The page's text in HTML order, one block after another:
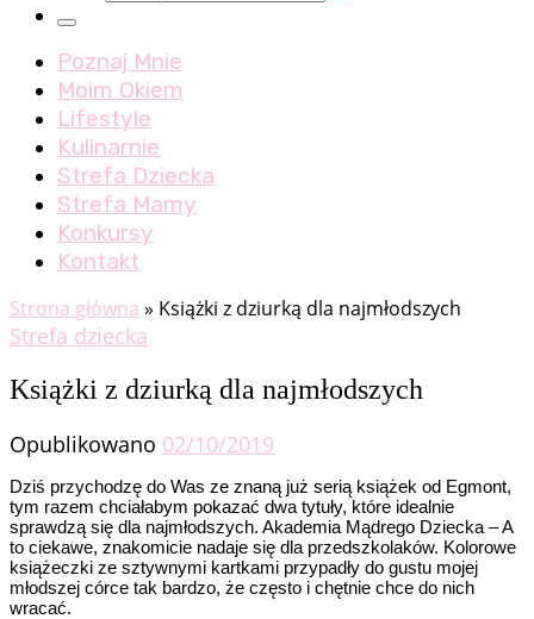
Menu
Poznaj Mnie
Moim Okiem
Lifestyle
Kulinarnie
Strefa Dziecka
Strefa Mamy
Konkursy
Kontakt
Strona główna » Książki z dziurką dla najmłodszych
Strefa dziecka
Książki z dziurką dla najmłodszych
Opublikowano 02/10/2019
Dziś przychodzę do Was ze znaną już serią książek od Egmont,
tym razem chciałabym pokazać dwa tytuły, które idealnie
sprawdzą się dla najmłodszych. Akademia Mądrego Dziecka – A
to ciekawe, znakomicie nadaje się dla przedszkolaków. Kolorowe
książeczki ze sztywnymi kartkami przypadły do gustu mojej
młodszej córce tak bardzo, że często i chętnie chce do nich
wracać.